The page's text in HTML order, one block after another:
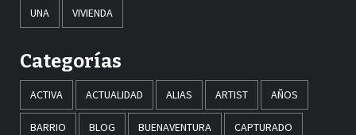
UNA VIVIENDA
Categorías
ACTIVA ACTUALIDAD ALIAS ARTIST AÑOS
BARRIO BLOG BUENAVENTURA CAPTURADO